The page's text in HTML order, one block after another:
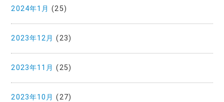
2024年1月 (25)
2023年12月 (23)
2023年11月 (25)
2023年10月 (27)